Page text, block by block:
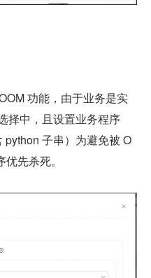
功能，由于业务是实
择中，且设置业务程序
python 子串）为避免被 O
先杀死。